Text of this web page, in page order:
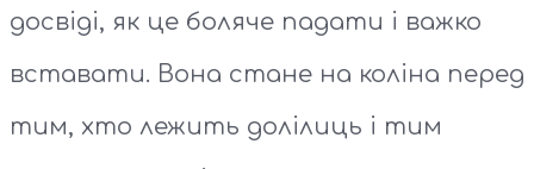
досвіді, як це боляче падати і важко
вставати. Вона стане на коліна перед
тим, хто лежить долілиць і тим